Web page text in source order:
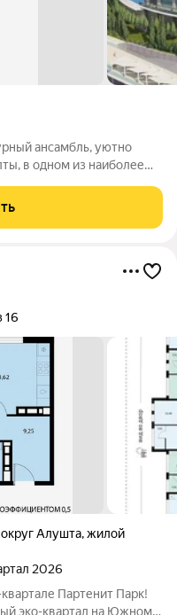
в одном из наиболее
к морю, неподалеку от
16
Алушта,жилой
2026
Партенит Парк!